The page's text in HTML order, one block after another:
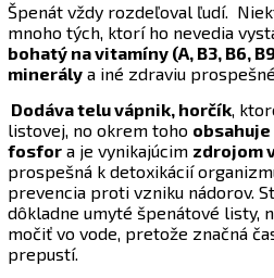
Špenát vždy rozdeľoval ľudí.
mnoho tých, ktorí ho nevedia
bohatý na vitamíny (A, B3, B6,
minerály a iné zdraviu
Dodáva telu vápnik, horčík,
listovej, no okrem toho
fosfor a je vynikajúcim zdrojom
prospešná k detoxikácií
prevencia proti vzniku nádorov.
dôkladne umyté špenátové listy,
močiť vo vode, pretože značná
prepustí.